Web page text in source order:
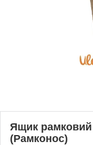
Ящик рамковий
(Рамконос)